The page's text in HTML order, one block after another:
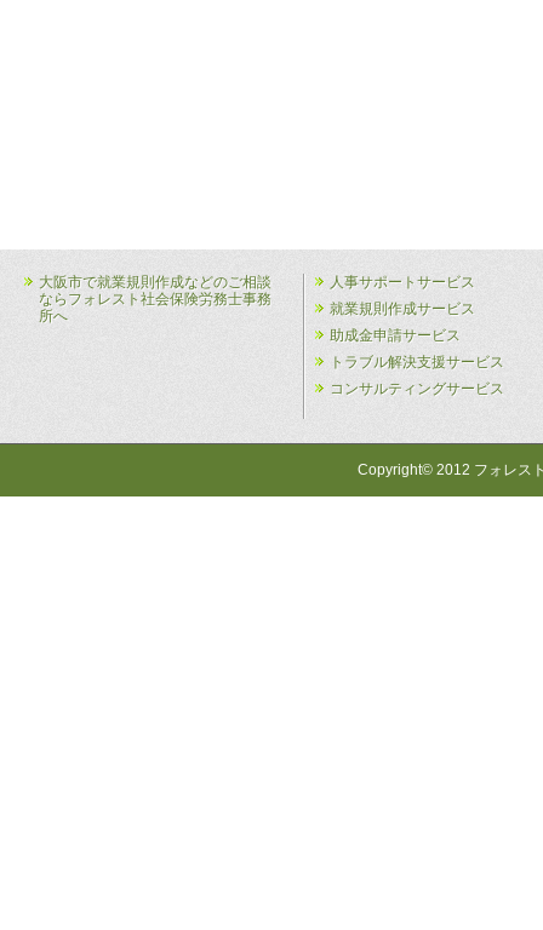
大阪市で就業規則作成などのご相談
ならフォレスト社会保険労務士事務
所へ
人事サポートサービス
就業規則作成サービス
助成金申請サービス
トラブル解決支援サービス
コンサルティングサービス
Copyright© 2012 フォレス